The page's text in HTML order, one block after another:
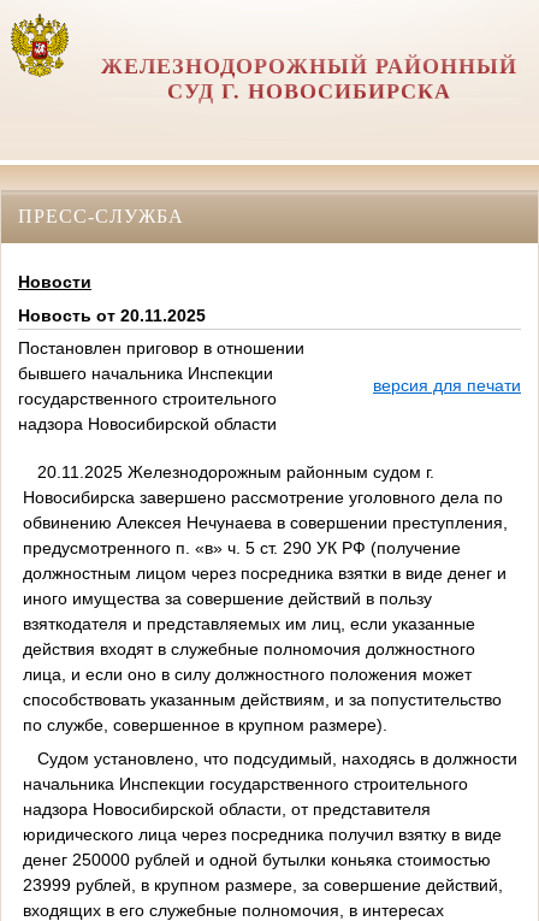
ЖЕЛЕЗНОДОРОЖНЫЙ РАЙОННЫЙ
СУД Г. НОВОСИБИРСКА
ПРЕСС-СЛУЖБА
Новости
Новость от 20.11.2025
Постановлен приговор в отношении
бывшего начальника Инспекции
государственного строительного
надзора Новосибирской области
версия для печати
20.11.2025 Железнодорожным районным судом г.
Новосибирска завершено рассмотрение уголовного дела по
обвинению Алексея Нечунаева в совершении преступления,
предусмотренного п. «в» ч. 5 ст. 290 УК РФ (получение
должностным лицом через посредника взятки в виде денег и
иного имущества за совершение действий в пользу
взяткодателя и представляемых им лиц, если указанные
действия входят в служебные полномочия должностного
лица, и если оно в силу должностного положения может
способствовать указанным действиям, и за попустительство
по службе, совершенное в крупном размере).
Судом установлено, что подсудимый, находясь в должности
начальника Инспекции государственного строительного
надзора Новосибирской области, от представителя
юридического лица через посредника получил взятку в виде
денег 250000 рублей и одной бутылки коньяка стоимостью
23999 рублей, в крупном размере, за совершение действий,
входящих в его служебные полномочия, в интересах